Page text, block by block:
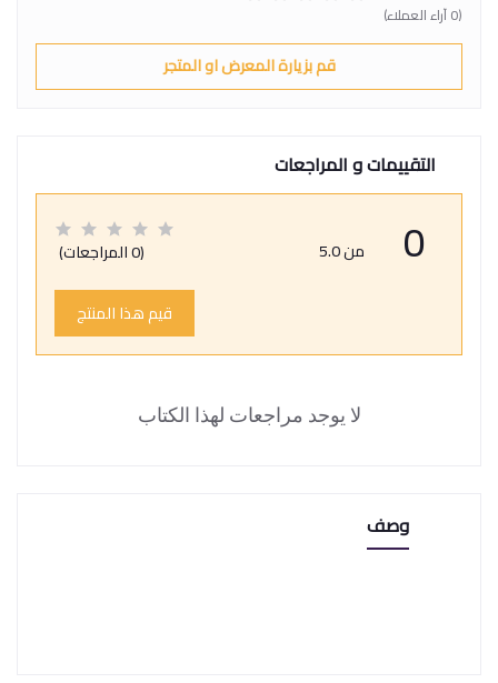
(0 آراء العملاء)
قم بزيارة المعرض او المتجر
التقييمات و المراجعات
0 من 5.0 (0 المراجعات)
قيم هذا المنتج
لا يوجد مراجعات لهذا الكتاب
وصف